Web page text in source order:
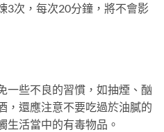
3次，每次20分鐘，將不會影
一些不良的習慣，如抽煙、酗
，還應注意不要吃過於油膩的
生活當中的有毒物品。